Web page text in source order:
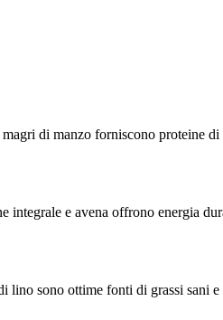
di manzo forniscono proteine di
integrale e avena offrono energia
lino sono ottime fonti di grassi sani e